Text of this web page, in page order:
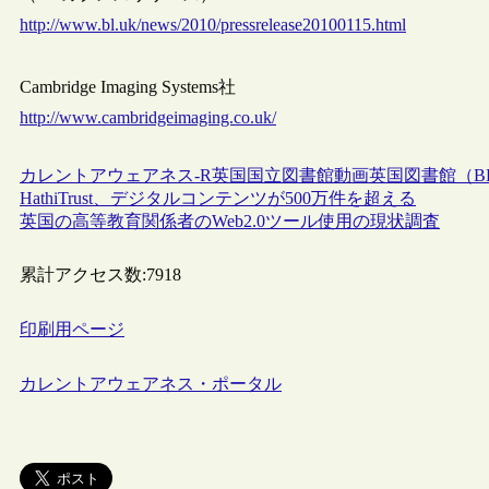
http://www.bl.uk/news/2010/pressrelease20100115.html
Cambridge Imaging Systems社
http://www.cambridgeimaging.co.uk/
カレントアウェアネス-R英国 国立図書館動画英国図書館（
HathiTrust、デジタルコンテンツが500万件を超える
英国の高等教育関係者のWeb2.0ツール使用の現状調査
累計アクセス数:7918
印刷用ページ
カレントアウェアネス・ポータル